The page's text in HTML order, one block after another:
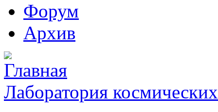
Форум
Архив
Лаборатория